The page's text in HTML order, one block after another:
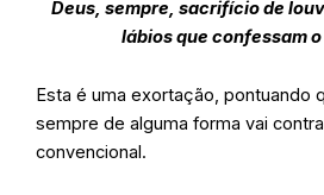
Deus, sempre, sacrifício de
lábios que confessam o
Esta é uma exortação, pontuando
sempre de alguma forma vai
convencional.